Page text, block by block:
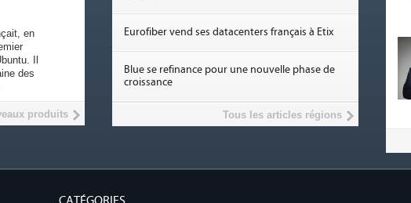
en
Il
des
produits
Eurofiber vend ses datacenters français à Etix
Blue se refinance pour une nouvelle phase de
croissance
Tous les articles régions